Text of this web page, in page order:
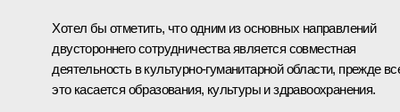
Хотел бы отметить, что одним из основных направлений
двустороннего сотрудничества является совместная
деятельность в культурно-гуманитарной области, прежде
это касается образования, культуры и здравоохранения.